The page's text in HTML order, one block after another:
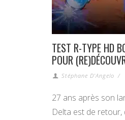
TEST R-TYPE HD
POUR
Stéphane D'Angelo /
27 ans après son
Delta est de